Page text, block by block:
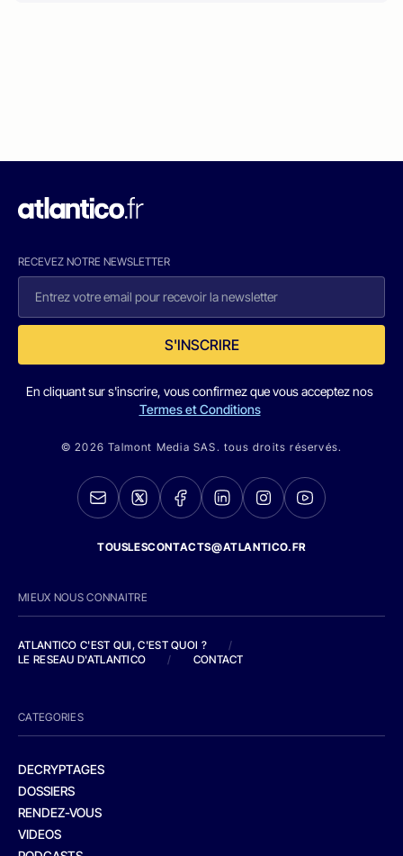
RECEVEZ NOTRE NEWSLETTER
S'INSCRIRE
En cliquant sur s'inscrire, vous confirmez que vous acceptez nos
Termes et Conditions
© 2026 Talmont Media SAS. tous droits réservés.
TOUSLESCONTACTS@ATLANTICO.FR
MIEUX NOUS CONNAITRE
ATLANTICO C'EST QUI, C'EST QUOI ?
/
LE RESEAU D'ATLANTICO
/ CONTACT
CATEGORIES
DECRYPTAGES
DOSSIERS
RENDEZ-VOUS
VIDEOS